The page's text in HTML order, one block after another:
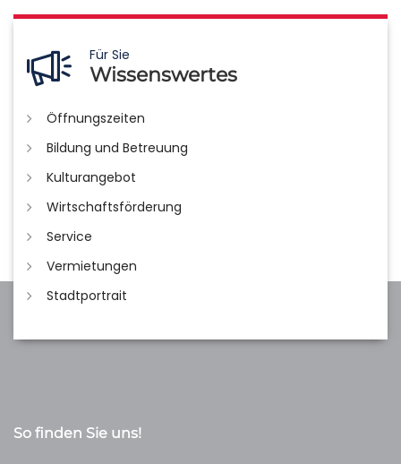
Für Sie
Wissenswertes
Öffnungszeiten
Bildung und Betreuung
Kulturangebot
Wirtschaftsförderung
Service
Vermietungen
Stadtportrait
So finden Sie uns!